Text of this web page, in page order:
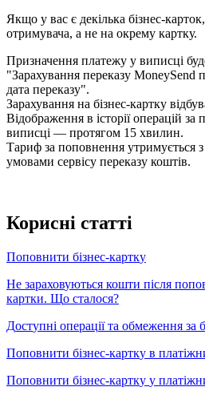
Якщо у вас є декілька бізнес-карток,
отримувача, а не на окрему картку.
Призначення платежу у виписці буд
"Зарахування переказу MoneySend п
дата переказу".
Зарахування на бізнес-картку відбув
Відображення в історії операцій за п
виписці — протягом 15 хвилин.
Тариф за поповнення утримується з
умовами сервісу переказу коштів.
Корисні статті
Поповнити бізнес-картку
Не зараховуються кошти після попо
картки. Що сталося?
Доступні операції та обмеження за б
Поповнити бізнес-картку в платіжн
Поповнити бізнес-картку у платіжн